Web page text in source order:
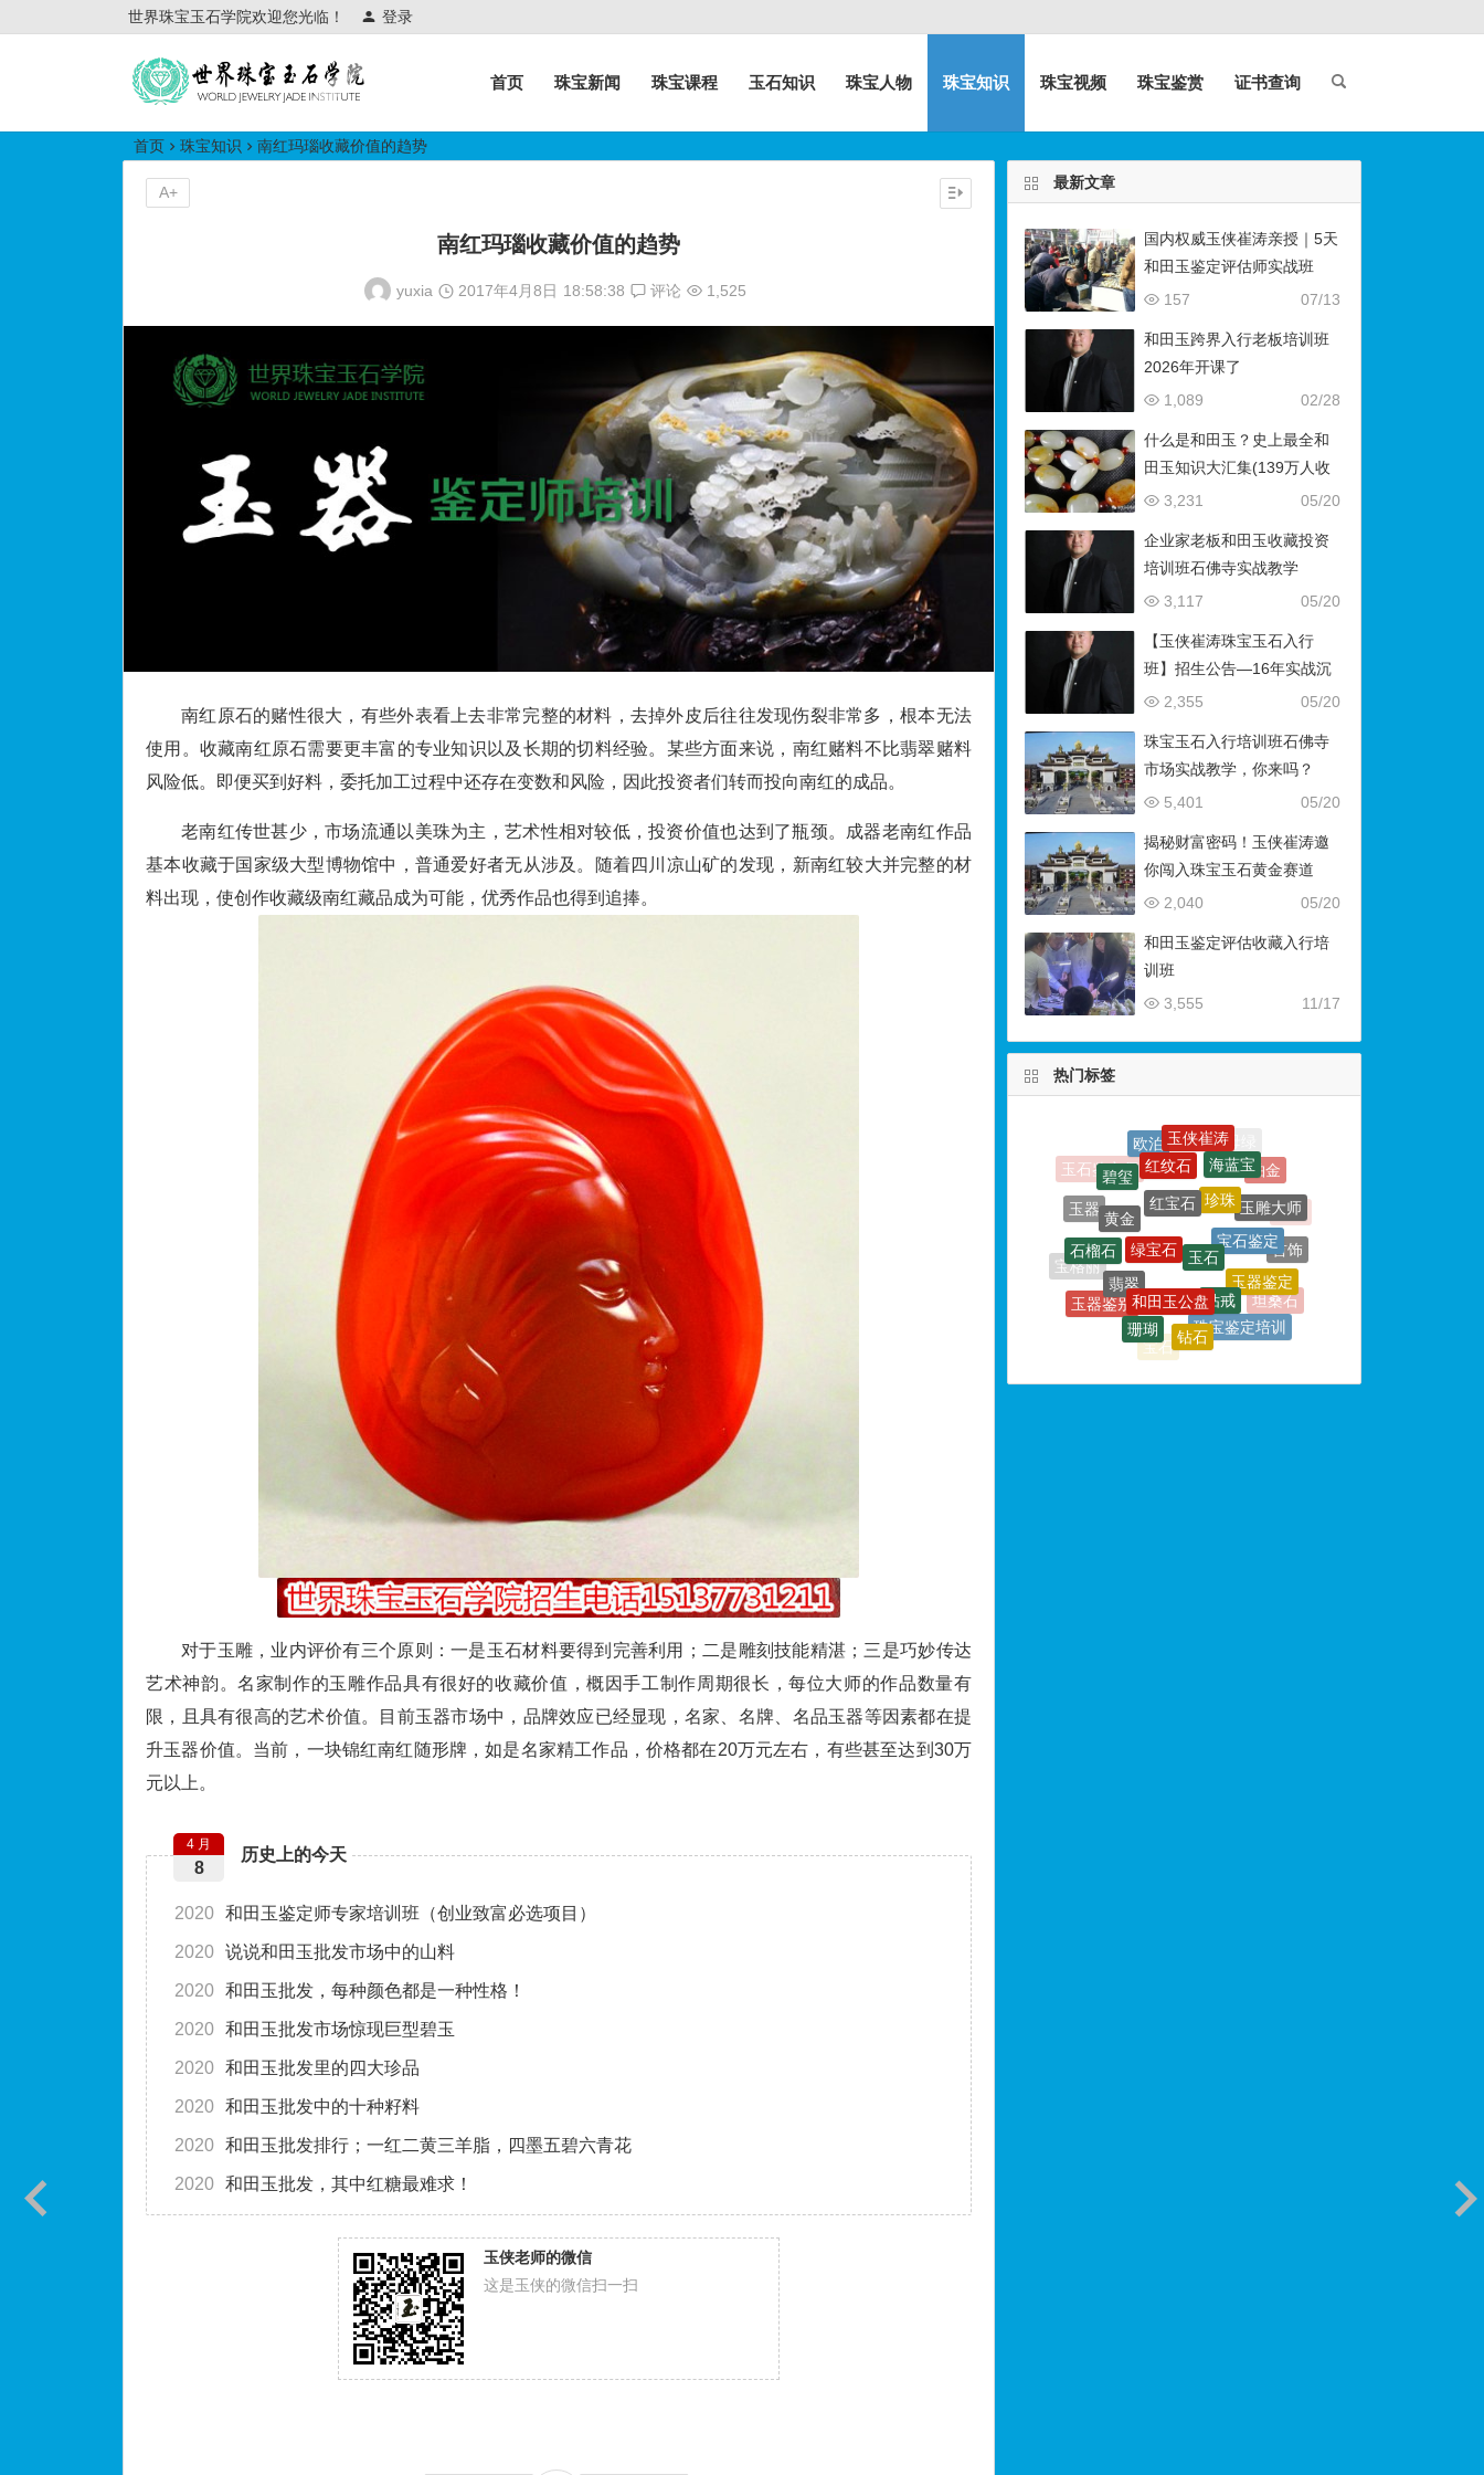
世界珠宝玉石学院欢迎您光临！ 登录
世界珠宝玉石学院培训中心
首页 珠宝新闻 珠宝课程 玉石知识 珠宝人物 珠宝知识 珠宝视频 珠宝鉴赏 证书查询
首页 珠宝知识 南红玛瑙收藏价值的趋势
南红玛瑙收藏价值的趋势
yuxia 2017年4月8日 18:58:38 评论 1,525
南红原石的赌性很大，有些外表看上去非常完整的材料，去掉外皮后往往发现伤裂非常多，根本无法
使用。收藏南红原石需要更丰富的专业知识以及长期的切料经验。某些方面来说，南红赌料不比翡翠赌料
风险低。即便买到好料，委托加工过程中还存在变数和风险，因此投资者们转而投向南红的成品。
老南红传世甚少，市场流通以美珠为主，艺术性相对较低，投资价值也达到了瓶颈。成器老南红作品
基本收藏于国家级大型博物馆中，普通爱好者无从涉及。随着四川凉山矿的发现，新南红较大并完整的材
料出现，使创作收藏级南红藏品成为可能，优秀作品也得到追捧。
对于玉雕，业内评价有三个原则：一是玉石材料要得到完善利用；二是雕刻技能精湛；三是巧妙传达
艺术神韵。名家制作的玉雕作品具有很好的收藏价值，概因手工制作周期很长，每位大师的作品数量有
限，且具有很高的艺术价值。目前玉器市场中，品牌效应已经显现，名家、名牌、名品玉器等因素都在提
升玉器价值。当前，一块锦红南红随形牌，如是名家精工作品，价格都在20万元左右，有些甚至达到30万
元以上。
历史上的今天
4 月
8
2020 和田玉鉴定师专家培训班（创业致富必选项目）
2020 说说和田玉批发市场中的山料
2020 和田玉批发，每种颜色都是一种性格！
2020 和田玉批发市场惊现巨型碧玉
2020 和田玉批发里的四大珍品
2020 和田玉批发中的十种籽料
2020 和田玉批发排行；一红二黄三羊脂，四墨五碧六青花
2020 和田玉批发，其中红糖最难求！
玉侠老师的微信
这是玉侠的微信扫一扫
A+
最新文章
国内权威玉侠崔涛亲授｜5天
和田玉鉴定评估师实战班
（石佛寺9月开班）
07/13
157
和田玉跨界入行老板培训班
2026年开课了
02/28
1,089
什么是和田玉？史上最全和
田玉知识大汇集(139万人收
藏）
05/20
3,231
企业家老板和田玉收藏投资
培训班石佛寺实战教学
05/20
3,117
【玉侠崔涛珠宝玉石入行
班】招生公告—16年实战沉
淀，助你叩开财富与传承之
05/20
2,355
珠宝玉石入行培训班石佛寺
市场实战教学，你来吗？
05/20
5,401
揭秘财富密码！玉侠崔涛邀
你闯入珠宝玉石黄金赛道
05/20
2,040
和田玉鉴定评估收藏入行培
训班
11/17
3,555
热门标签
和田玉收藏
砗磲
和田玉鉴定专家
玉器微商
宝石
和田玉
坦桑石
珠宝鉴定培训
钻石
珊瑚
玉器鉴别
宝格丽
首饰
玉器鉴定
钻戒
和田玉公盘
翡翠
石榴石
玉器
玉雕大师
宝石鉴定
玉石
绿宝石
黄金
碧玺
海蓝宝
珍珠
红宝石
红纹石